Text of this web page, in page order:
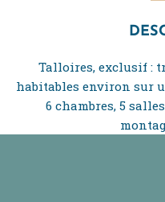
Talloires, exclusif :
habitables environ sur
6 chambres, 5